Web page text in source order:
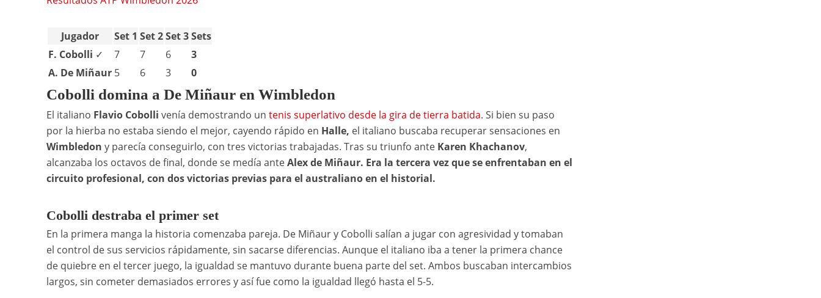
Jugador Set 1 Set 2 Set 3 Sets
F. Cobolli ✓ 7 7 6
3
A. De Miñaur 5 6 3 0
Cobolli domina a De Miñaur en Wimbledon
El italiano Flavio Cobolli venía demostrando un tenis superlativo desde la gira de tierra batida. Si bien su paso
por la hierba no estaba siendo el mejor, cayendo rápido en Halle, el italiano buscaba recuperar sensaciones en
Wimbledon y parecía conseguirlo, con tres victorias trabajadas. Tras su triunfo ante Karen Khachanov,
alcanzaba los octavos de final, donde se medía anteAlex de Miñaur. Era la tercera vez que se enfrentaban en el
circuito profesional, con dos victorias previas para el australiano en el historial.
Cobolli destraba el primer set
En la primera manga la historia comenzaba pareja. De Miñaur y Cobolli salían a jugar con agresividad y tomaban
el control de sus servicios rápidamente, sin sacarse diferencias. Aunque el italiano iba a tener la primera chance
de quiebre en el tercer juego, la igualdad se mantuvo durante buena parte del set. Ambos buscaban intercambios
largos, sin cometer demasiados errores y así fue como la igualdad llegó hasta el 5-5.